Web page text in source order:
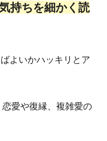
持ちを細かく読
よいかハッキリとア
愛や復縁、複雑愛の